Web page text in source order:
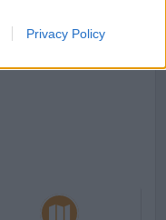
Privacy Policy